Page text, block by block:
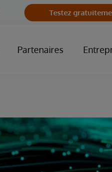
Testez
Partenaires